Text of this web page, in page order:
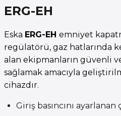
ERG-EH
Eska ERG-EH emniyet
regülatörü, gaz hatlarında
alan ekipmanların güvenli
sağlamak amacıyla
cihazdır.
Giriş basıncını ayarlanan